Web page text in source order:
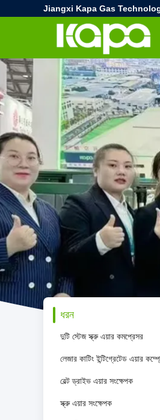
Jiangxi Kapa Gas
ধরন
দুটি স্টেজ স্ক্রু এয়ার কমপ্রেসর
লেজার কাটিং ইন্টিগ্রেটেড এয়ার
বেল্ট ড্রাইভ এয়ার সংক্ষেপক
স্ক্রু এয়ার সংক্ষেপক